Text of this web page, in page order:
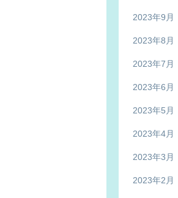
2023年9月
2023年8月
2023年7月
2023年6月
2023年5月
2023年4月
2023年3月
2023年2月